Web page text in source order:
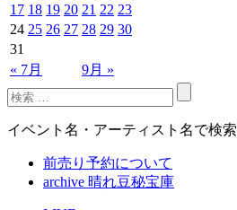
« 7月 9月 »
17 18 19 20 21 22 23
24 25 26 27 28 29 30
31
イベント名・アーティスト名で検索
前売り予約について
archive 晴れ豆秘宝庫